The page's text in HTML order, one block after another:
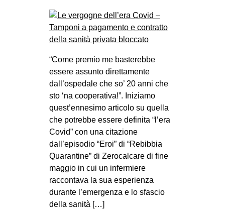
“Come premio me basterebbe
essere assunto direttamente
dall’ospedale che so’ 20 anni che
sto ‘na cooperativa!”. Iniziamo
quest’ennesimo articolo su quella
che potrebbe essere definita “l’era
Covid” con una citazione
dall’episodio “Eroi” di “Rebibbia
Quarantine” di Zerocalcare di fine
maggio in cui un infermiere
raccontava la sua esperienza
durante l’emergenza e lo sfascio
della sanità […]